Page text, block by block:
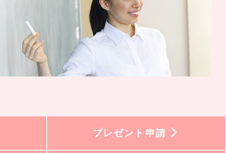
プレゼント申請